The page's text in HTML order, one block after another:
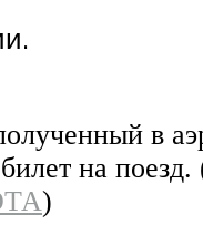
в
билет на
)